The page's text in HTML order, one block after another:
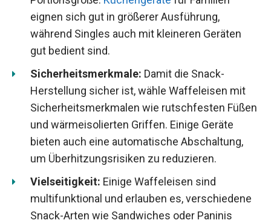
eignen sich gut in größerer Ausführung,
während Singles auch mit kleineren Geräten
gut bedient sind.
Sicherheitsmerkmale: Damit die Snack-
Herstellung sicher ist, wähle Waffeleisen mit
Sicherheitsmerkmalen wie rutschfesten Füßen
und wärmeisolierten Griffen. Einige Geräte
bieten auch eine automatische Abschaltung,
um Überhitzungsrisiken zu reduzieren.
Vielseitigkeit: Einige Waffeleisen sind
multifunktional und erlauben es, verschiedene
Snack-Arten wie Sandwiches oder Paninis